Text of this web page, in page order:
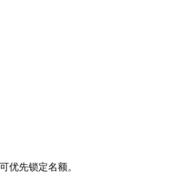
优先锁定名额。